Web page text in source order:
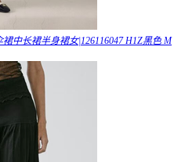
中长裙半身裙女|126116047 H1Z黑色 M